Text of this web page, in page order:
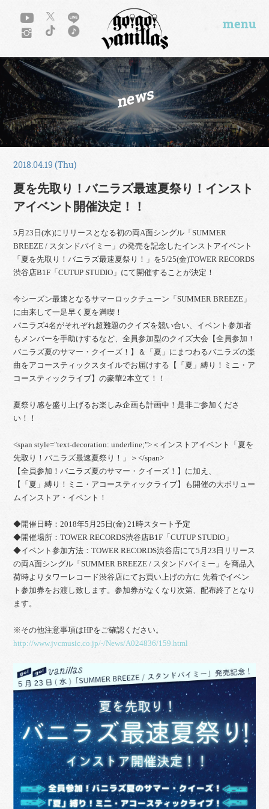
menu
news
2018.04.19 (Thu)
夏を先取り！バニラズ最速夏祭り！インスト
アイベント開催決定！！
5月23日(水)にリリースとなる初の両A面シングル「SUMMER
BREEZE / スタンドバイミー」の発売を記念したインストアイベント
「夏を先取り！バニラズ最速夏祭り！」を5/25(金)TOWER RECORDS
渋谷店B1F「CUTUP STUDIO」にて開催することが決定！
今シーズン最速となるサマーロックチューン「SUMMER BREEZE」
に由来して一足早く夏を満喫！
バニラズ4名がそれぞれ超難題のクイズを競い合い、イベント参加者
もメンバーを手助けするなど、全員参加型のクイズ大会【全員参加！
バニラズ夏のサマー・クイーズ！】＆「夏」にまつわるバニラズの楽
曲をアコースティックスタイルでお届けする【「夏」縛り！ミニ・ア
コースティックライブ】の豪華2本立て！！
夏祭り感を盛り上げるお楽しみ企画も計画中！是非ご参加くださ
い！！
<span style="text-decoration: underline;">＜インストアイベント「夏を
先取り！バニラズ最速夏祭り！」＞</span>
【全員参加！バニラズ夏のサマー・クイーズ！】に加え、
【「夏」縛り！ミニ・アコースティックライブ】も開催の大ボリュー
ムインストア・イベント！
◆開催日時：2018年5月25日(金) 21時スタート予定
◆開催場所：TOWER RECORDS渋谷店B1F「CUTUP STUDIO」
◆イベント参加方法：TOWER RECORDS渋谷店にて5月23日リリース
の両A面シングル「SUMMER BREEZE / スタンドバイミー」を商品入
荷時よりタワーレコード渋谷店にてお買い上げの方に 先着でイベン
ト参加券をお渡し致します。参加券がなくなり次第、配布終了となり
ます。
※その他注意事項はHPをご確認ください。
http://www.jvcmusic.co.jp/-/News/A024836/159.html